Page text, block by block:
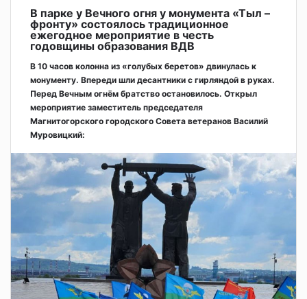
В парке у Вечного огня у монумента «Тыл –
фронту» состоялось традиционное
ежегодное мероприятие в честь
годовщины образования ВДВ
В 10 часов колонна из «голубых беретов» двинулась к
монументу. Впереди шли десантники с гирляндой в руках.
Перед Вечным огнём братство остановилось. Открыл
мероприятие заместитель председателя
Магнитогорского городского Совета ветеранов Василий
Муровицкий: